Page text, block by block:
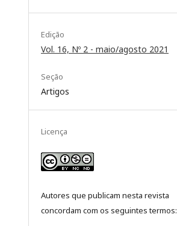
Edição
Vol. 16, Nº 2 - maio/agosto 2021
Seção
Artigos
Licença
Autores que publicam nesta revista
concordam com os seguintes termos: